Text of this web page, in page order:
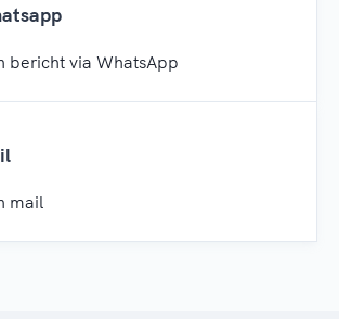
bericht via WhatsApp
mail